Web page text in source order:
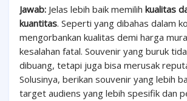
Jawab: Jelas lebih baik memilih kualitas
kuantitas. Seperti yang dibahas dalam
mengorbankan kualitas demi harga
kesalahan fatal. Souvenir yang buruk
dibuang, tetapi juga bisa merusak
Solusinya, berikan souvenir yang lebih
target audiens yang lebih spesifik dan